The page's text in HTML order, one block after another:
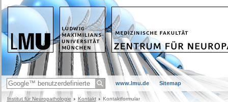
www.lmu.de Sitemap
Institut für Neuropathologie Kontakt Kontaktformular